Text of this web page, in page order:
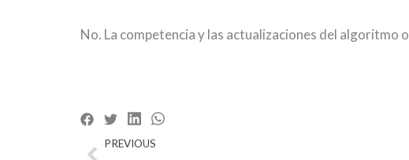
No. La competencia y las actualizaciones del algoritmo
AntPREVIOUS